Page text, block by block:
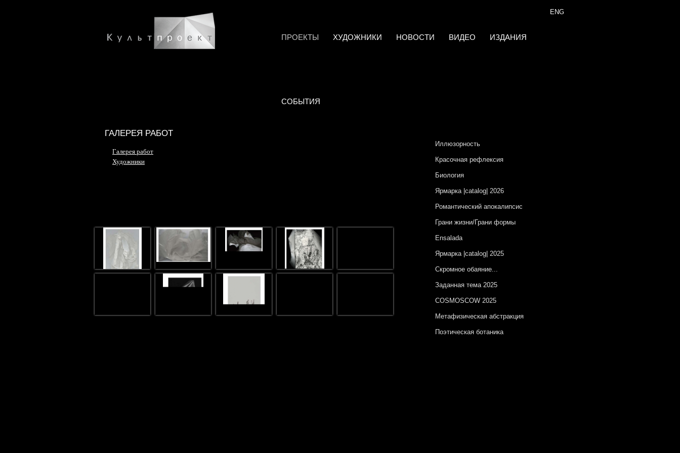
ENG
ПРОЕКТЫ ХУДОЖНИКИ НОВОСТИ ВИДЕО ИЗДАНИЯ
СОБЫТИЯ
ГАЛЕРЕЯ РАБОТ
Галерея работ
Художники
Иллюзорность
Красочная рефлексия
Биология
Ярмарка |catalog| 2026
Романтический апокалипсис
Грани жизни/Грани формы
Ensalada
Ярмарка |catalog| 2025
Скромное обаяние...
Заданная тема 2025
COSMOSCOW 2025
Метафизическая абстракция
Поэтическая ботаника